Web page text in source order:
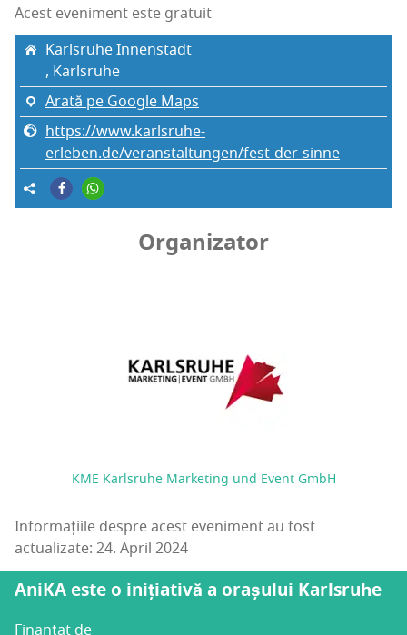
Acest eveniment este gratuit
Karl­sru­he Innenstadt
, Karl­sru­he
Arată pe Google Maps
https://www.karlsruhe-
erleben.de/veranstaltungen/fest-der-sinne
Organizator
KME Karlsruhe Marketing und Event GmbH
Informațiile despre acest eveniment au fost
actualizate: 24. April 2024
AniKA este o inițiativă a orașului Karlsruhe